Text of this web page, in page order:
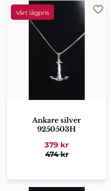
Ankare silver
9250503H
379 kr
474kr